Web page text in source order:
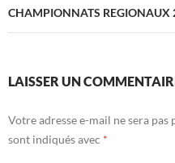
CHAMPIONNATS REGIONAUX
LAISSER UN
Votre adresse e-mail ne sera pas
sont indiqués avec *